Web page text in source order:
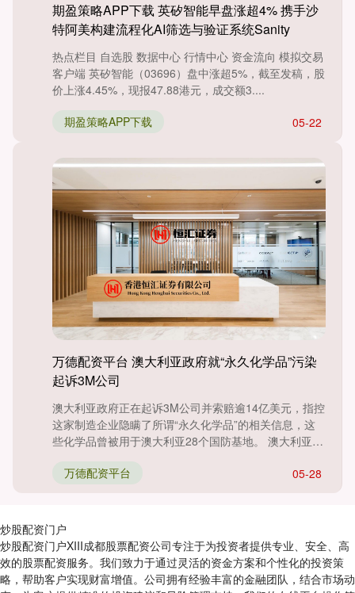
期盈策略APP下载 英矽智能早盘涨超4% 携手沙
特阿美构建流程化AI筛选与验证系统Sanity
Pipeline
热点栏目 自选股 数据中心 行情中心 资金流向 模拟交易
客户端 英矽智能（03696）盘中涨超5%，截至发稿，股
价上涨4.45%，现报47.88港元，成交额3....
05-22
期盈策略APP下载
万德配资平台 澳大利亚政府就“永久化学品”污染
起诉3M公司
澳大利亚政府正在起诉3M公司并索赔逾14亿美元，指控
这家制造企业隐瞒了所谓“永久化学品”的相关信息，这
些化学品曾被用于澳大利亚28个国防基地。 澳大利亚政
05-28
万德配资平台
炒股配资门户
炒股配资门户XIII成都股票配资公司专注于为投资者提供专业、安全、高
效的股票配资服务。我们致力于通过灵活的资金方案和个性化的投资策
略，帮助客户实现财富增值。公司拥有经验丰富的金融团队，结合市场动